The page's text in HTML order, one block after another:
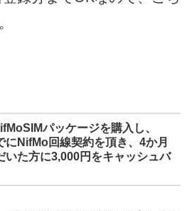
パッケージを購入し、
にNifMo回線契約を頂き、4か月
いた方に3,000円をキャッシュバ